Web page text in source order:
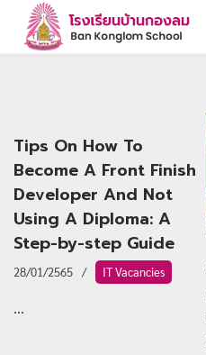
Tips On How To
Become A Front Finish
Developer And Not
Using A Diploma: A
Step-by-step Guide
28/01/2565 IT Vacancies
...